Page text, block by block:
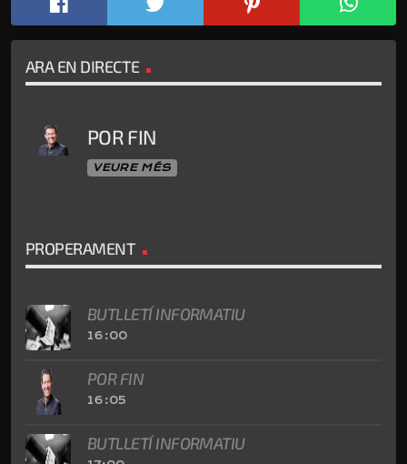
ARA EN DIRECTE
POR FIN
VEURE MÉS
PROPERAMENT
BUTLLETÍ INFORMATIU
16:00
POR FIN
16:05
BUTLLETÍ INFORMATIU